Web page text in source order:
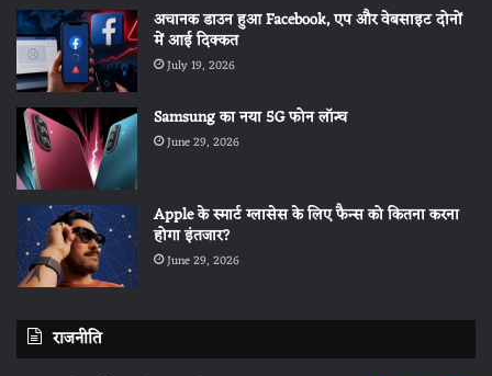
अचानक डाउन हुआ Facebook, एप और वेबसाइट दोनों
में आई दिक्कत
July 19, 2026
Samsung का नया 5G फोन लॉन्च
June 29, 2026
Apple के स्मार्ट ग्लासेस के लिए फैन्स को कितना करना
होगा इंतजार?
June 29, 2026
राजनीति